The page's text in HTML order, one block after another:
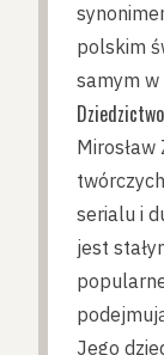
polskim
samym w
Mirosław
serialu i
jest
Jego